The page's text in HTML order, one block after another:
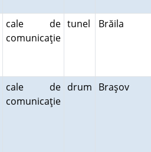
cale de
comunicaţie
tunel Brăila
cale de
comunicaţie
drum Braşov